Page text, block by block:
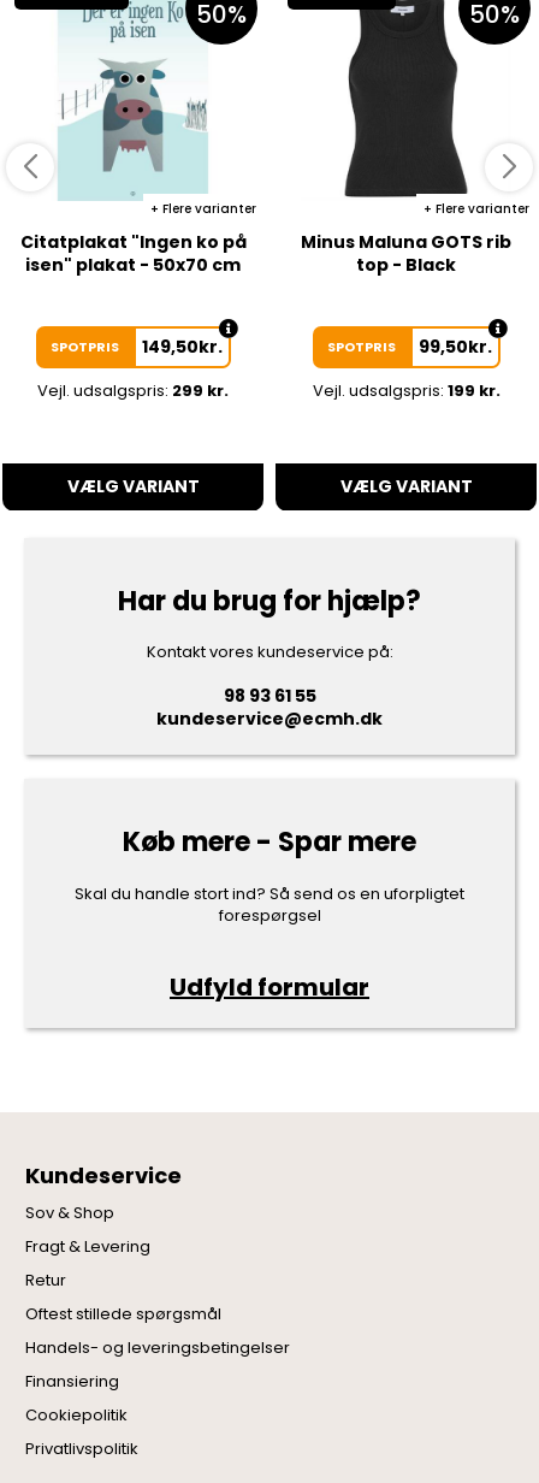
50%
Flere varianter
Citatplakat "Ingen ko på
isen" plakat - 50x70 cm
SPOTPRIS 149,50kr.
Vejl. udsalgspris: 299 kr.
VÆLG VARIANT
50%
Flere varianter
Minus Maluna GOTS rib
top - Black
SPOTPRIS 99,50kr.
Vejl. udsalgspris: 199 kr.
VÆLG VARIANT
Har du brug for hjælp?
Kontakt vores kundeservice på:
98 93 61 55
kundeservice@ecmh.dk
Køb mere - Spar mere
Skal du handle stort ind? Så send os en uforpligtet
forespørgsel
Udfyld formular
Kundeservice
Sov & Shop
Fragt & Levering
Retur
Oftest stillede spørgsmål
Handels- og leveringsbetingelser
Finansiering
Cookiepolitik
Privatlivspolitik